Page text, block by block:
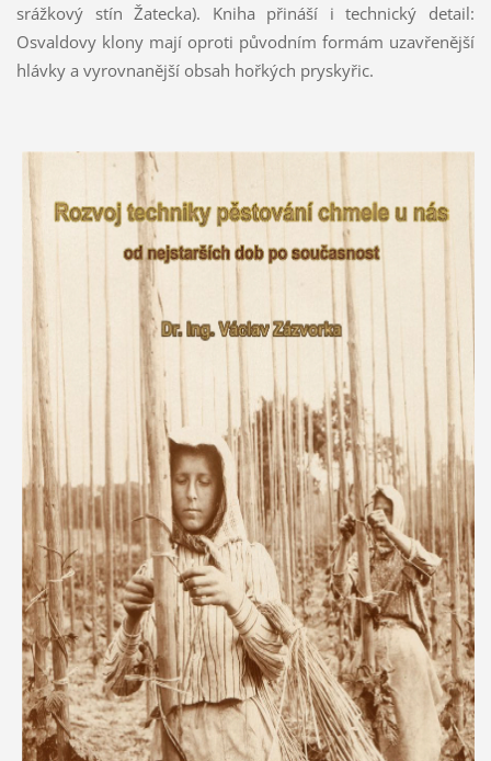
srážkový stín Žatecka). Kniha přináší i technický detail:
Osvaldovy klony mají oproti původním formám uzavřenější
hlávky a vyrovnanější obsah hořkých pryskyřic.